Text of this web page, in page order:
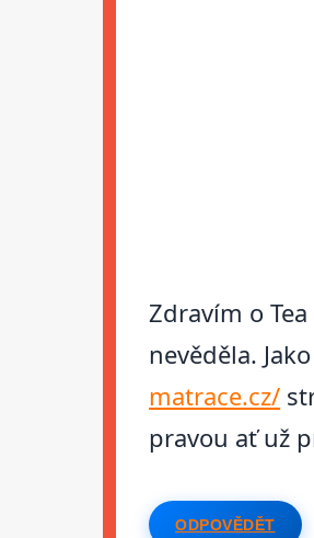
Zdravím o
nevěděla.
matrace.cz/
pravou ať už
ODPOVĚDĚT